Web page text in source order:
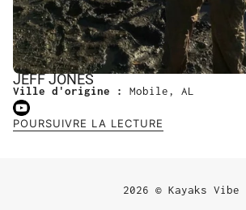
JEFF JONES
Ville d'origine : Mobile, AL
POURSUIVRE LA LECTURE
2026 © Kayaks Vibe